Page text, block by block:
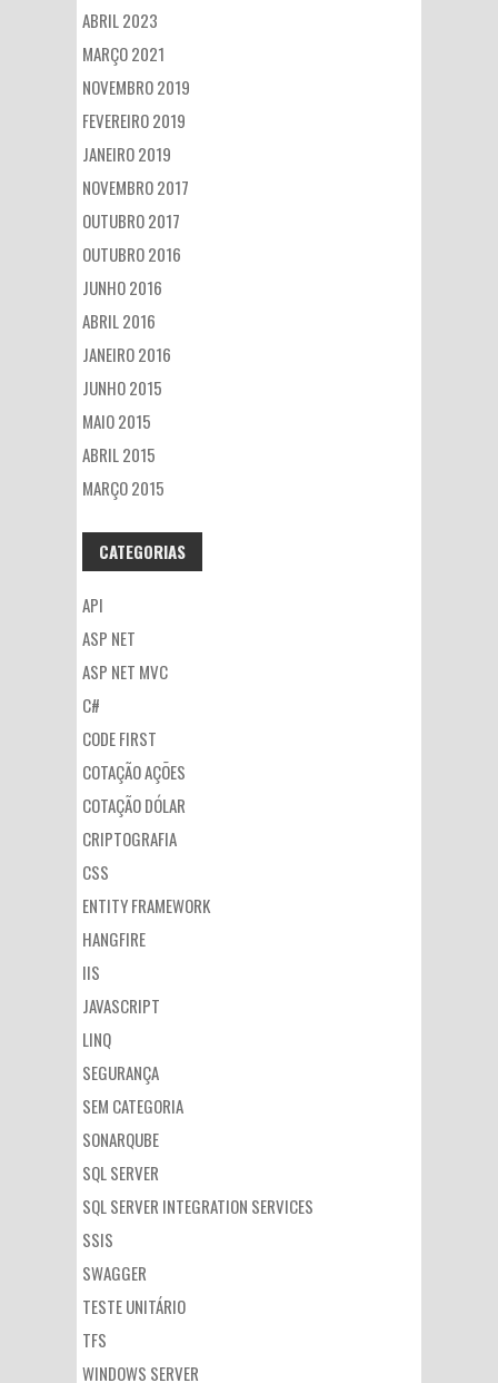
ABRIL 2023
MARÇO 2021
NOVEMBRO 2019
FEVEREIRO 2019
JANEIRO 2019
NOVEMBRO 2017
OUTUBRO 2017
OUTUBRO 2016
JUNHO 2016
ABRIL 2016
JANEIRO 2016
JUNHO 2015
MAIO 2015
ABRIL 2015
MARÇO 2015
CATEGORIAS
API
ASP NET
ASP NET MVC
C#
CODE FIRST
COTAÇÃO AÇÕES
COTAÇÃO DÓLAR
CRIPTOGRAFIA
CSS
ENTITY FRAMEWORK
HANGFIRE
IIS
JAVASCRIPT
LINQ
SEGURANÇA
SEM CATEGORIA
SONARQUBE
SQL SERVER
SQL SERVER INTEGRATION SERVICES
SSIS
SWAGGER
TESTE UNITÁRIO
TFS
WINDOWS SERVER